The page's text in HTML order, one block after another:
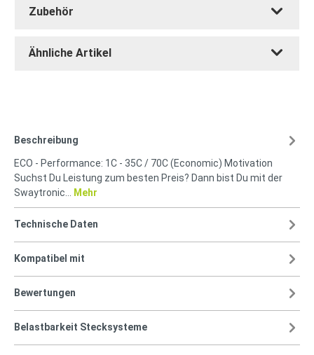
Zubehör
Ähnliche Artikel
Beschreibung
ECO - Performance: 1C - 35C / 70C (Economic) Motivation
Suchst Du Leistung zum besten Preis? Dann bist Du mit der
Swaytronic… Mehr
Technische Daten
Kompatibel mit
Bewertungen
Belastbarkeit Stecksysteme